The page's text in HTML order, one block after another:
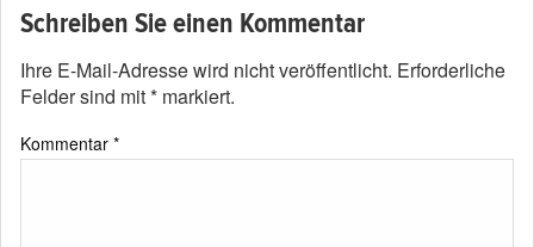
Schreiben Sie einen Kommentar
Ihre E-Mail-Adresse wird nicht veröffentlicht. Erforderliche
Felder sind mit* markiert.
Kommentar *